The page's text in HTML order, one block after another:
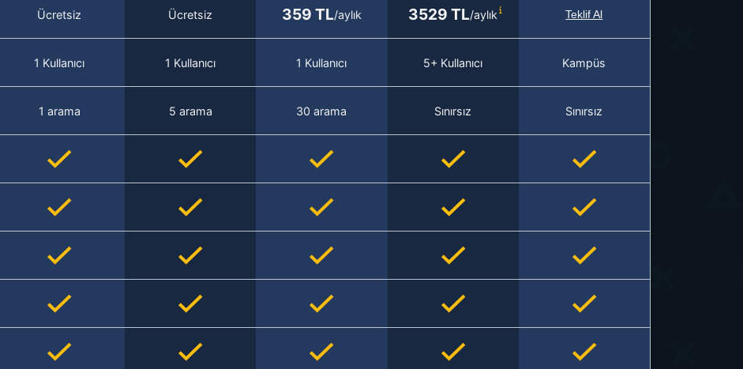
Ücretsiz Ücretsiz 359 TL/aylık 3529 TL/aylık Teklif Al
1 Kullanıcı 1 Kullanıcı 1 Kullanıcı 5+ Kullanıcı Kampüs
1 arama 5 arama 30 arama Sınırsız Sınırsız